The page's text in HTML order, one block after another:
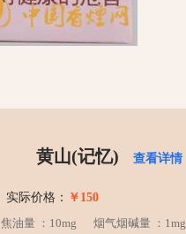
黄山(记忆) 查看详情
实际价格： ￥150
焦油量 ：10mg 烟气烟碱量 ：1mg